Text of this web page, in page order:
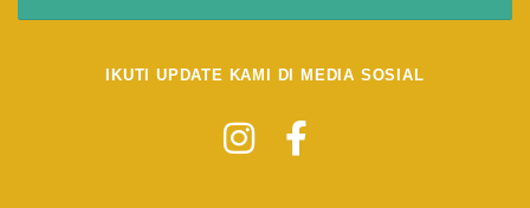
IKUTI UPDATE KAMI DI MEDIA SOSIAL